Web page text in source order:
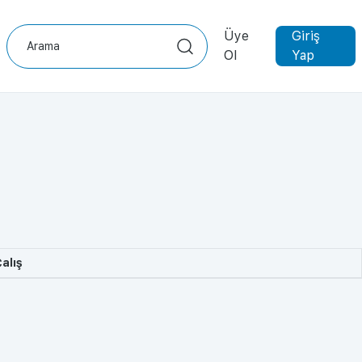
Üye
Ol
Giriş
Yap